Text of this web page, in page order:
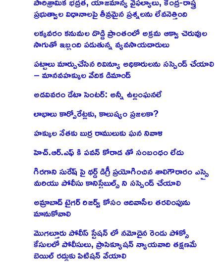
ప్రభుత్వాల విధానాలపై తీవ్రమైన ప్రశ్నలను లేవనెత్తింది
లక్కవరం కనుమల దొడ్డి ప్రాంతంలో అక్రమ ఆక్వా చెరువుల
సాగుతో ఇబ్బంది పడుతున్న వ్యవసాయదారులు
పట్టాలు మార్పుచేసిన రివిన్యూ అధికారులను సస్పెండ్ చేయాలి
– మానవహక్కుల వేదిక డిమాండ్
అడవివరం డేటా సెంటర్: అన్నీ ఉల్లంఘనలే
లాభాలు కార్పోరేట్లకు, కాలుష్యం ప్రజలకా?
హక్కుల నేతకు బుర్ర రాములుకు ఘన నివాళి
హెచ్.ఆర్.ఎఫ్ కి పవన్ కోరాడ తో సంబంధం లేదు
గిరగాని సురేష్ పై థర్డ్ డిగ్రీ ప్రయోగించిన శాలిగౌరారం ఎస్సై
మరియు పోలీసు కానిస్టేబుల్స్ ని సస్పెండ్ చేయాలి
అమ్రాబాద్ టైగర్ రిజర్వ్ కోసం ఆదివాసీల తరలింపును
మానుకోవాలి
మొగల్తూరు పోలీస్ స్టేషన్ లో నమోదైన రెండు పోక్సో
కేసులలో పోలీసులు, ప్రాసిక్యూషన్ న్యాయవాది తక్షణమే
బెయిల్ రద్దుకు పిటిషన్ వేయాలి